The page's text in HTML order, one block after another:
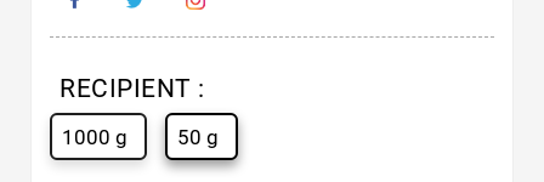
RECIPIENT :
1000 g 50 g